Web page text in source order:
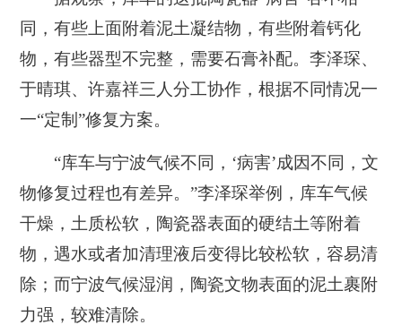
同，有些上面附着泥土凝结物，有些附着钙化
物，有些器型不完整，需要石膏补配。李泽琛、
于晴琪、许嘉祥三人分工协作，根据不同情况一
一“定制”修复方案。
“库车与宁波气候不同，‘病害’成因不同，文
物修复过程也有差异。”李泽琛举例，库车气候
干燥，土质松软，陶瓷器表面的硬结土等附着
物，遇水或者加清理液后变得比较松软，容易清
除；而宁波气候湿润，陶瓷文物表面的泥土裹附
力强，较难清除。